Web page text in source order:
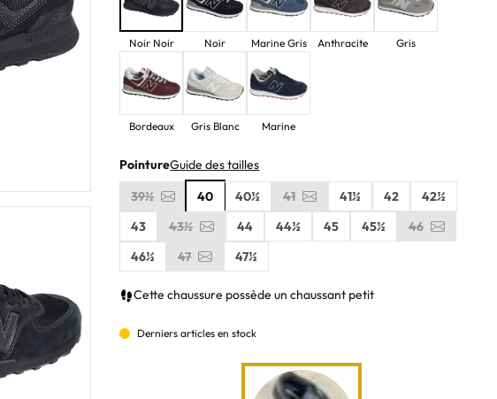
Noir Noir Noir Marine Gris Anthracite Gris
Bordeaux Gris Blanc Marine
PointureGuide des tailles
39½
40 40½ 41 41½ 42
42½
43
43½ 44 44½ 45 45½
46
46½
47 47½
Cette chaussure possède un chaussant petit
Derniers articles en stock